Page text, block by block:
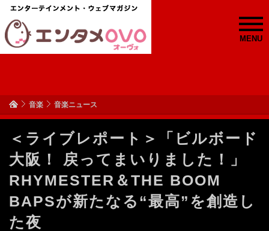
MENU
音楽 音楽ニュース
＜ライブレポート＞「ビルボード
大阪！ 戻ってまいりました！」
RHYMESTER＆THE BOOM
BAPSが新たなる“最高”を創造し
た夜